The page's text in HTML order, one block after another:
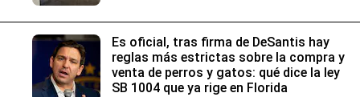
Es oficial, tras firma de DeSantis hay
reglas más estrictas sobre la compra y
venta de perros y gatos: qué dice la ley
SB 1004 que ya rige en Florida